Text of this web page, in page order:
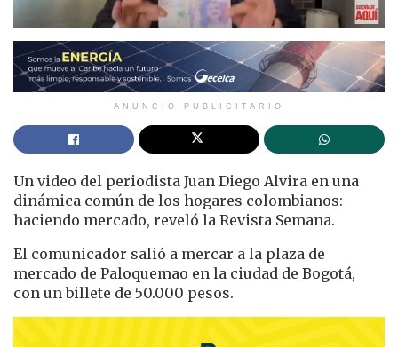
ANUNCIO PUBLICITARIO
Un video del periodista Juan Diego Alvira en una
dinámica común de los hogares colombianos:
haciendo mercado, reveló la Revista Semana.
El comunicador salió a mercar a la plaza de
mercado de Paloquemao en la ciudad de Bogotá,
con un billete de 50.000 pesos.